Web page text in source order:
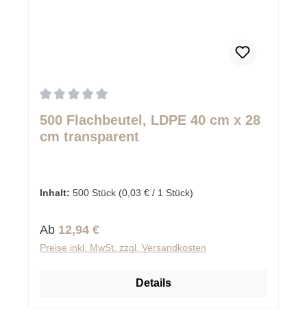
500 Flachbeutel, LDPE 40 cm x 28
cm transparent
Inhalt: 500 Stück (0,03 € / 1 Stück)
Regulärer Preis:
Ab 12,94 €
Preise inkl. MwSt. zzgl. Versandkosten
Details